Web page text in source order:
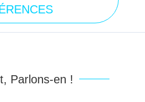
Parlons-en !